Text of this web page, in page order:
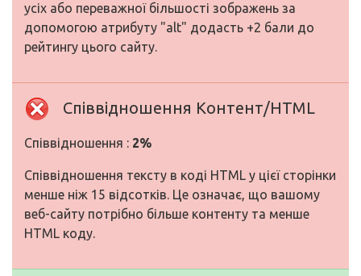
усіх або переважної більшості зображень за
допомогою атрибуту "alt" додасть +2 бали до
рейтингу цього сайту.
Співвідношення Контент/HTML
Співвідношення : 2%
Співвідношення тексту в коді HTML у цієї сторінки
менше ніж 15 відсотків. Це означає, що вашому
веб-сайту потрібно більше контенту та менше
HTML коду.